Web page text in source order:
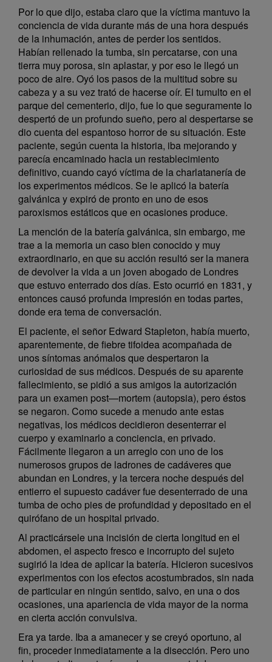
Por lo que dijo, estaba claro que la víctima mantuvo la
conciencia de vida durante más de una hora después
de la inhumación, antes de perder los sentidos.
Habían rellenado la tumba, sin percatarse, con una
tierra muy porosa, sin aplastar, y por eso le llegó un
poco de aire. Oyó los pasos de la multitud sobre su
cabeza y a su vez trató de hacerse oír. El tumulto en el
parque del cementerio, dijo, fue lo que seguramente lo
despertó de un profundo sueño, pero al despertarse se
dio cuenta del espantoso horror de su situación. Este
paciente, según cuenta la historia, iba mejorando y
parecía encaminado hacia un restablecimiento
definitivo, cuando cayó víctima de la charlatanería de
los experimentos médicos. Se le aplicó la batería
galvánica y expiró de pronto en uno de esos
paroxismos estáticos que en ocasiones produce.
La mención de la batería galvánica, sin embargo, me
trae a la memoria un caso bien conocido y muy
extraordinario, en que su acción resultó ser la manera
de devolver la vida a un joven abogado de Londres
que estuvo enterrado dos días. Esto ocurrió en 1831, y
entonces causó profunda impresión en todas partes,
donde era tema de conversación.
El paciente, el señor Edward Stapleton, había muerto,
aparentemente, de fiebre tifoidea acompañada de
unos síntomas anómalos que despertaron la
curiosidad de sus médicos. Después de su aparente
fallecimiento, se pidió a sus amigos la autorización
para un examen post—mortem (autopsia), pero éstos
se negaron. Como sucede a menudo ante estas
negativas, los médicos decidieron desenterrar el
cuerpo y examinarlo a conciencia, en privado.
Fácilmente llegaron a un arreglo con uno de los
numerosos grupos de ladrones de cadáveres que
abundan en Londres, y la tercera noche después del
entierro el supuesto cadáver fue desenterrado de una
tumba de ocho pies de profundidad y depositado en el
quirófano de un hospital privado.
Al practicársele una incisión de cierta longitud en el
abdomen, el aspecto fresco e incorrupto del sujeto
sugirió la idea de aplicar la batería. Hicieron sucesivos
experimentos con los efectos acostumbrados, sin nada
de particular en ningún sentido, salvo, en una o dos
ocasiones, una apariencia de vida mayor de la norma
en cierta acción convulsiva.
Era ya tarde. Iba a amanecer y se creyó oportuno, al
fin, proceder inmediatamente a la disección. Pero uno